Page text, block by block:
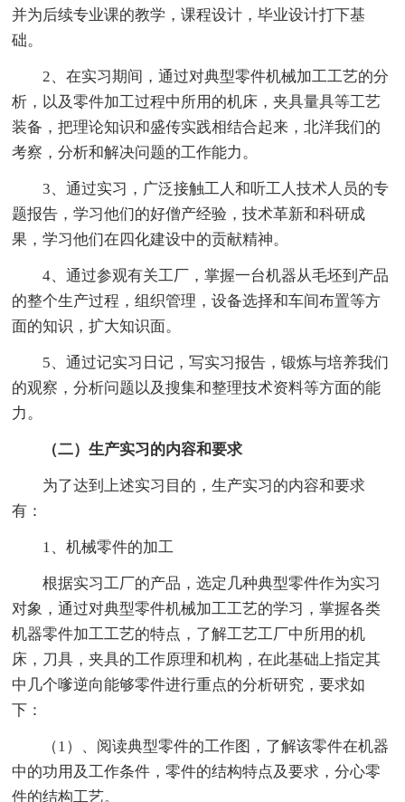
并为后续专业课的教学，课程设计，毕业设计打下基
础。
2、在实习期间，通过对典型零件机械加工工艺的分
析，以及零件加工过程中所用的机床，夹具量具等工艺
装备，把理论知识和盛传实践相结合起来，北洋我们的
考察，分析和解决问题的工作能力。
3、通过实习，广泛接触工人和听工人技术人员的专
题报告，学习他们的好僧产经验，技术革新和科研成
果，学习他们在四化建设中的贡献精神。
4、通过参观有关工厂，掌握一台机器从毛坯到产品
的整个生产过程，组织管理，设备选择和车间布置等方
面的知识，扩大知识面。
5、通过记实习日记，写实习报告，锻炼与培养我们
的观察，分析问题以及搜集和整理技术资料等方面的能
力。
（二）生产实习的内容和要求
为了达到上述实习目的，生产实习的内容和要求
有：
1、机械零件的加工
根据实习工厂的产品，选定几种典型零件作为实习
对象，通过对典型零件机械加工工艺的学习，掌握各类
机器零件加工工艺的特点，了解工艺工厂中所用的机
床，刀具，夹具的工作原理和机构，在此基础上指定其
中几个嗲逆向能够零件进行重点的分析研究，要求如
下：
（1）、阅读典型零件的工作图，了解该零件在机器
中的功用及工作条件，零件的结构特点及要求，分心零
件的结构工艺。